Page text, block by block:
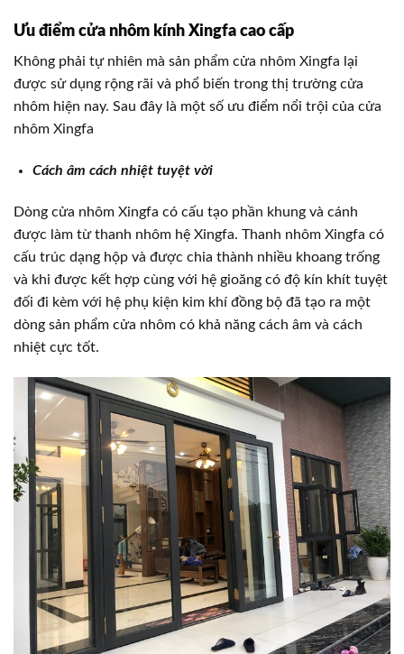
Ưu điểm cửa nhôm kính Xingfa cao cấp
Không phải tự nhiên mà sản phẩm cửa nhôm Xingfa lại
được sử dụng rộng rãi và phổ biến trong thị trường cửa
nhôm hiện nay. Sau đây là một số ưu điểm nổi trội của cửa
nhôm Xingfa
Cách âm cách nhiệt tuyệt vời
Dòng cửa nhôm Xingfa có cấu tạo phần khung và cánh
được làm từ thanh nhôm hệ Xingfa. Thanh nhôm Xingfa có
cấu trúc dạng hộp và được chia thành nhiều khoang trống
và khi được kết hợp cùng với hệ gioăng có độ kín khít tuyệt
đối đi kèm với hệ phụ kiện kim khí đồng bộ đã tạo ra một
dòng sản phẩm cửa nhôm có khả năng cách âm và cách
nhiệt cực tốt.